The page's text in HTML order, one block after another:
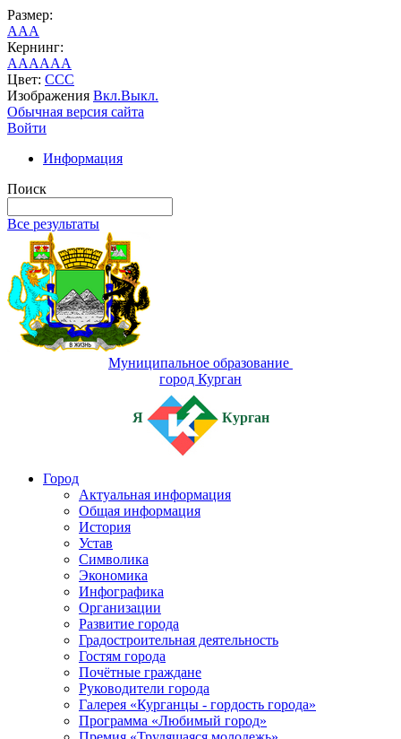
Размер:
AAA
Кернинг:
AAAAAA
Цвет: CCC
Изображения Вкл.Выкл.
Обычная версия сайта
Войти
Информация
Поиск
Все результаты
Муниципальное образование
город Курган
Я Курган
Город
Актуальная информация
Общая информация
История
Устав
Символика
Экономика
Инфографика
Организации
Развитие города
Градостроительная деятельность
Гостям города
Почётные граждане
Руководители города
Галерея «Курганцы - гордость города»
Программа «Любимый город»